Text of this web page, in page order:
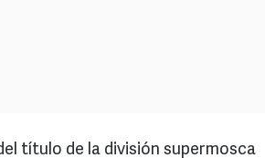
título de la división supermosca